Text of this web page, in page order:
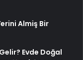
Almiş Bir
Evde Doğal